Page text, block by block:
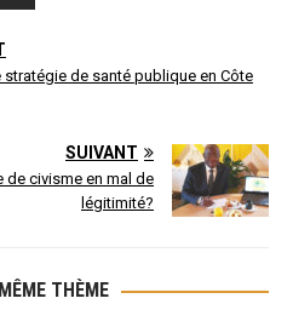
stratégie de santé publique en Côte
SUIVANT
de civisme en mal de
légitimité?
THÈME